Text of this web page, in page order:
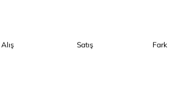
Alış Satış Fark